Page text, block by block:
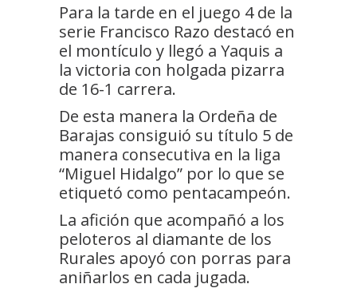
Para la tarde en el juego 4 de la
serie Francisco Razo destacó en
el montículo y llegó a Yaquis a
la victoria con holgada pizarra
de 16-1 carrera.
De esta manera la Ordeña de
Barajas consiguió su título 5 de
manera consecutiva en la liga
“Miguel Hidalgo” por lo que se
etiquetó como pentacampeón.
La afición que acompañó a los
peloteros al diamante de los
Rurales apoyó con porras para
aniñarlos en cada jugada.